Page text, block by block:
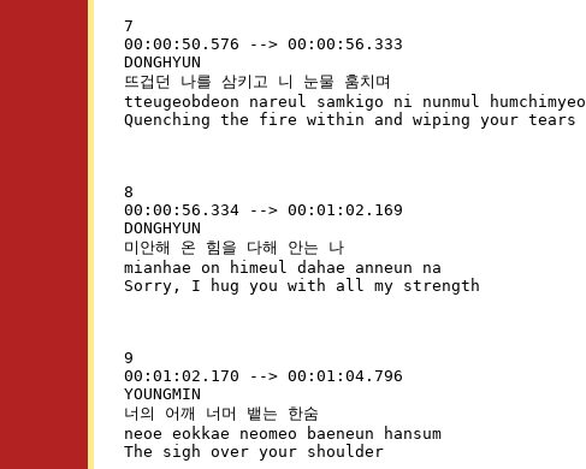
7
00:00:50.576 --> 00:00:56.333
DONGHYUN
뜨겁던 나를 삼키고 니 눈물 훔치며
tteugeobdeon nareul samkigo ni nunmul humchimyeo
8
00:00:56.334 --> 00:01:02.169
DONGHYUN
미안해 온 힘을 다해 안는 나
mianhae on himeul dahae anneun na
9
00:01:02.170 --> 00:01:04.796
YOUNGMIN
너의 어깨 너머 뱉는 한숨
neoe eokkae neomeo baeneun hansum